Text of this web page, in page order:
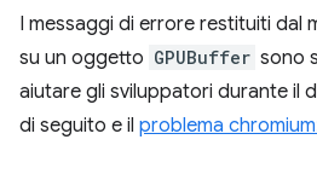
I messaggi di errore restituiti dal
su un oggetto GPUBuffer sono
aiutare gli sviluppatori durante il
di seguito e il problema